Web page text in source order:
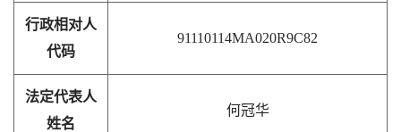
行政相对人
代码
91110114MA020R9C82
法定代表人
姓名
何冠华